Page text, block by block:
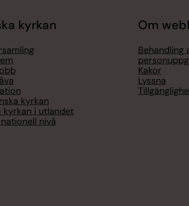
kyrkan
kyrkan
kyrkan i utlandet
nivå
Om
Behandling
Kakor
Lyssna